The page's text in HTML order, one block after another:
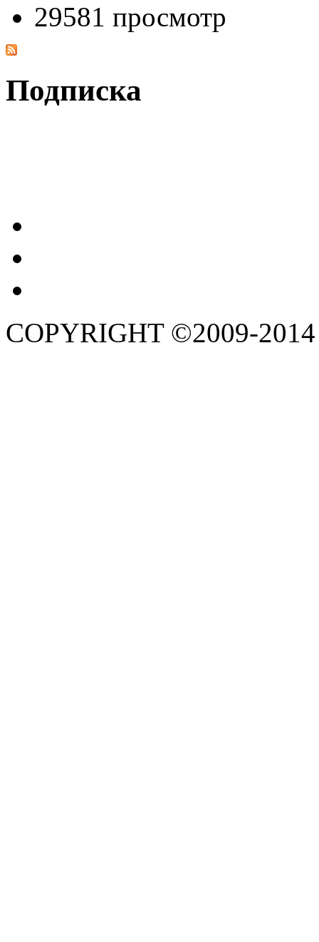
29581 просмотр
Подписка
COPYRIGHT ©2009-